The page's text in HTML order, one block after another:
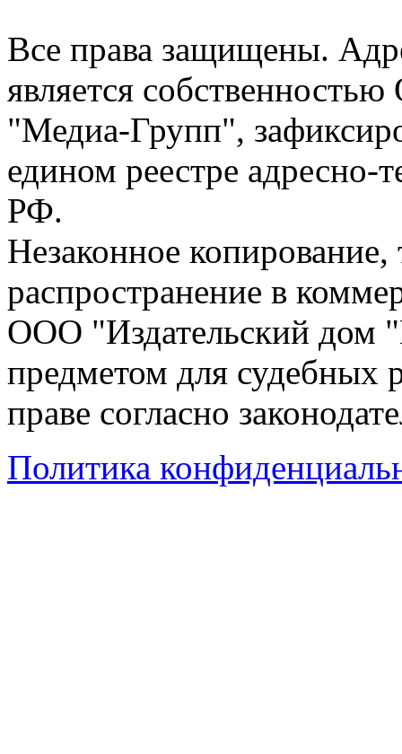
Все права защищены.
является
"Медиа-Групп",
едином реестре адресно-
РФ.
Незаконное
распространение в
ООО "Издательский дом
предметом для судебных
праве согласно
Политика